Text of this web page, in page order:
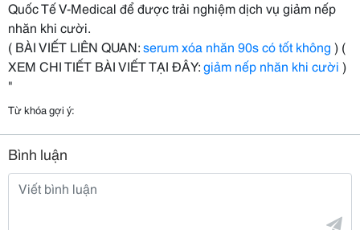
Quốc Tế V-Medical để được trải nghiệm dịch vụ giảm nếp
nhăn khi cười.
( BÀI VIẾT LIÊN QUAN:serum xóa nhăn 90s có tốt không ) (
XEM CHI TIẾT BÀI VIẾT TẠI ĐÂY:giảm nếp nhăn khi cười )
"
Từ khóa gợi ý:
Bình luận